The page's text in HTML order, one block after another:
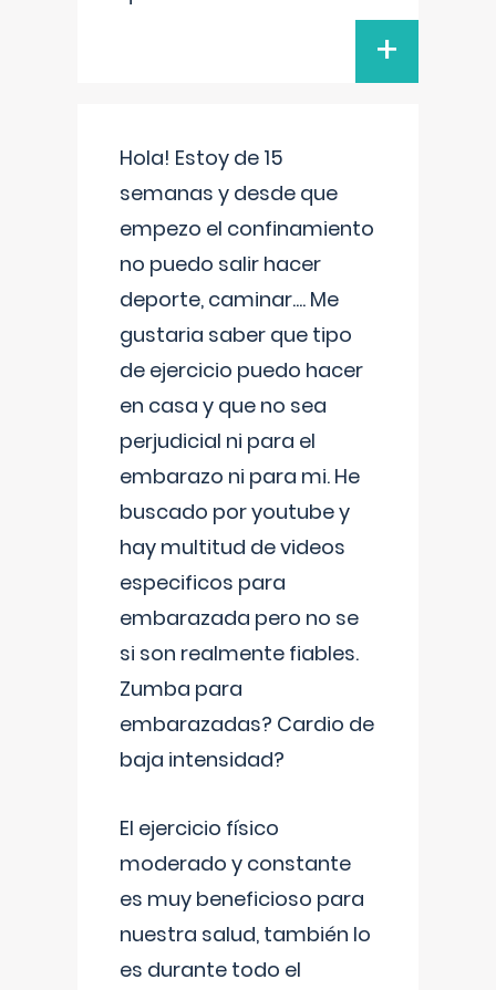
+
Hola! Estoy de 15
semanas y desde que
empezo el confinamiento
no puedo salir hacer
deporte, caminar.... Me
gustaria saber que tipo
de ejercicio puedo hacer
en casa y que no sea
perjudicial ni para el
embarazo ni para mi. He
buscado por youtube y
hay multitud de videos
especificos para
embarazada pero no se
si son realmente fiables.
Zumba para
embarazadas? Cardio de
baja intensidad?
El ejercicio físico
moderado y constante
es muy beneficioso para
nuestra salud, también lo
es durante todo el